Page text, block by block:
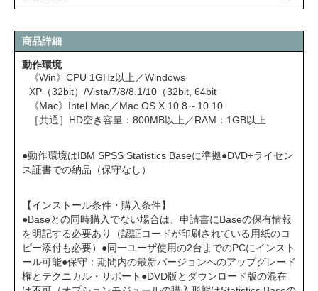
商品詳細
動作環境
《Win》CPU 1GHz以上／Windows
XP（32bit）/Vista/7/8/8.1/10（32bit, 64bit
《Mac》Intel Mac／Mac OS X 10.8～10.10
［共通］HD空き容量：800MB以上／RAM：1GB以上
●動作環境はIBM SPSS Statistics Baseに準拠●DVD+ライセン
ス証書での納品（保守なし）
【インストール条件・購入条件】
●Baseとの同時購入でない場合は、申請書にBaseの保有情報
を明記する必要あり（認証コードが印刷されている用紙のコ
ピー添付も必要）●同一ユーザ使用の2台までのPCにインスト
ール可能●保守：期間内の最新バージョンへのアップグレード
権とテクニカル・サポート●DVD版とダウンロード版の混在